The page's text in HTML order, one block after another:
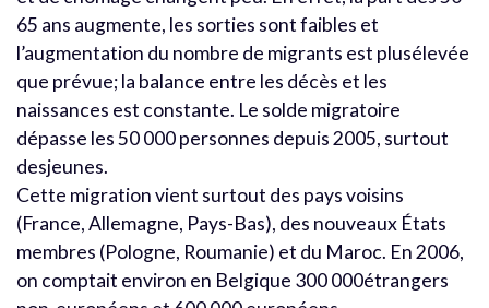
65 ans augmente, les sorties sont faibles et
l’augmentation du nombre de migrants est plusélevée
que prévue; la balance entre les décès et les
naissances est constante. Le solde migratoire
dépasse les 50 000 personnes depuis 2005, surtout
desjeunes.
Cette migration vient surtout des pays voisins
(France, Allemagne, Pays-Bas), des nouveaux États
membres (Pologne, Roumanie) et du Maroc. En 2006,
on comptait environ en Belgique 300 000étrangers